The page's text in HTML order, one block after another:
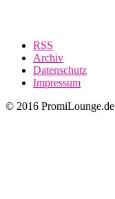
RSS
Archiv
Datenschutz
Impressum
© 2016 PromiLounge.de